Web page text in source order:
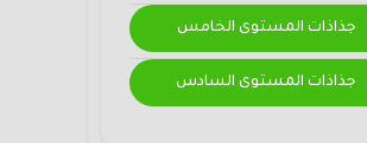
جذاذات المستوى الخامس
جذاذات المستوى السادس